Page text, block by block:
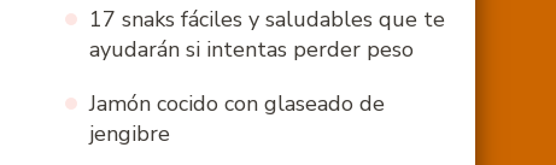
17 snaks fáciles y saludables que te
ayudarán si intentas perder peso
Jamón cocido con glaseado de
jengibre